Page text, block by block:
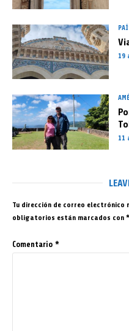
19
11
Tu dirección de correo electrónico
obligatorios están marcados con *
Comentario *